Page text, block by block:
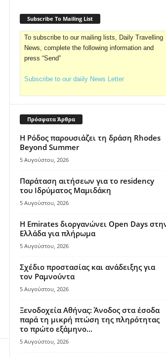
Subscribe To Mailing List
To subscribe to our mailing lists, Daily Travelling
News, complete the following information and
press “Send”
Subscribe to our daiily News Letter
Πρόσφατα Άρθρα
Η Ρόδος παρουσιάζει τη δράση Rhodes
Beyond Summer
5 Αυγούστου, 2026
Παράταση αιτήσεων για το residency
του Ιδρύματος Μαμιδάκη
5 Αυγούστου, 2026
Η Emirates διοργανώνει Open Days
Ελλάδα για πλήρωμα
5 Αυγούστου, 2026
Σχέδιο προστασίας και ανάδειξης για
τον Ραμνούντα
5 Αυγούστου, 2026
Ξενοδοχεία Αθήνας: Άνοδος στα έσοδα
παρά τη μικρή πτώση της πληρότητας
το πρώτο εξάμηνο...
5 Αυγούστου, 2026